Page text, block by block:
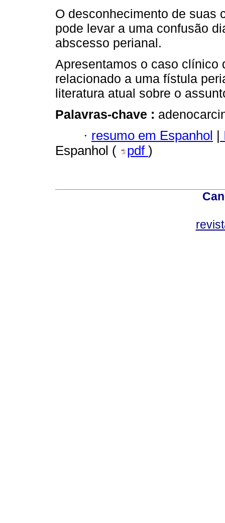
O desconhecimento de suas
pode levar a uma confusão
abscesso perianal.
Apresentamos o caso clínico
relacionado a uma fístula
literatura atual sobre o
Palavras-chave :
· resumo em Espanhol
Espanhol (
pdf )